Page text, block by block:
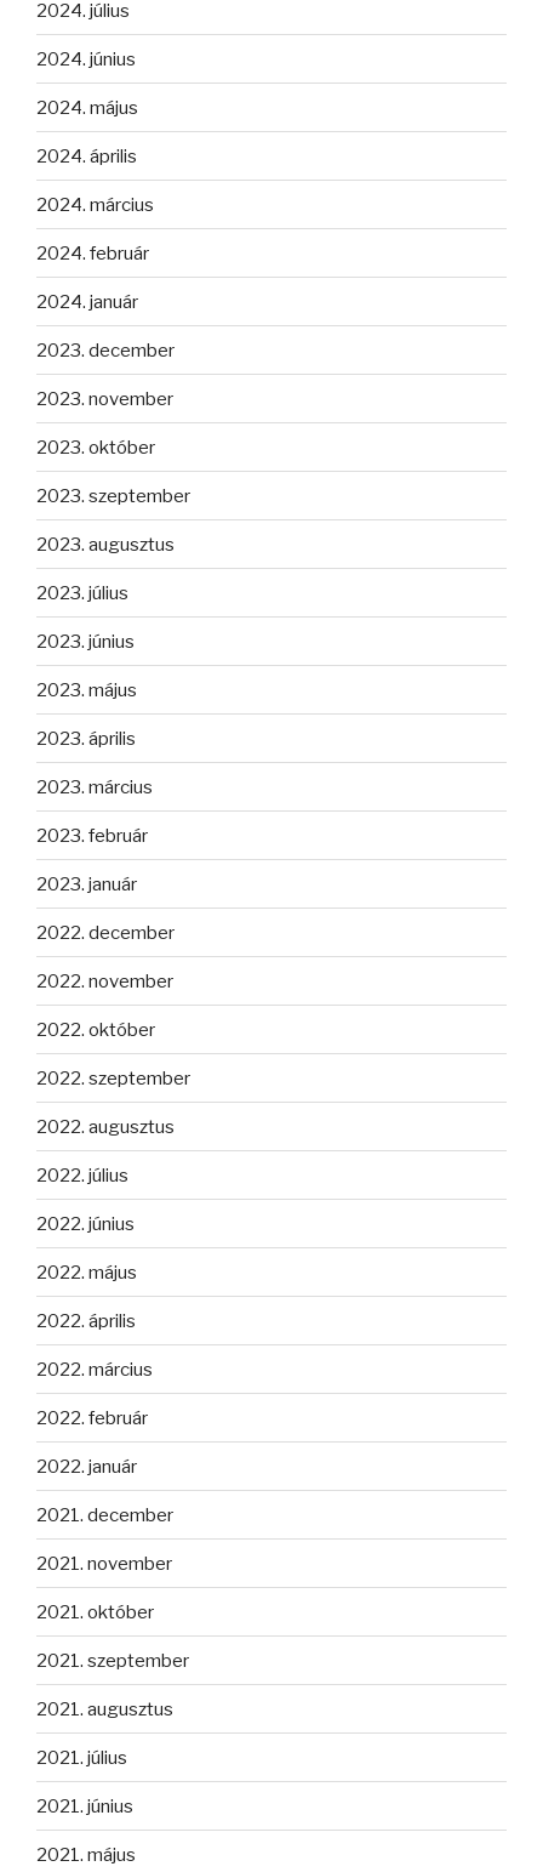
2024. július
2024. június
2024. május
2024. április
2024. március
2024. február
2024. január
2023. december
2023. november
2023. október
2023. szeptember
2023. augusztus
2023. július
2023. június
2023. május
2023. április
2023. március
2023. február
2023. január
2022. december
2022. november
2022. október
2022. szeptember
2022. augusztus
2022. július
2022. június
2022. május
2022. április
2022. március
2022. február
2022. január
2021. december
2021. november
2021. október
2021. szeptember
2021. augusztus
2021. július
2021. június
2021. május